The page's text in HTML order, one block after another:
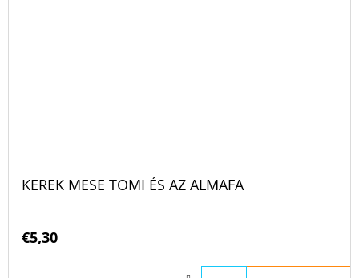
KEREK MESE TOMI ÉS AZ ALMAFA
€5,30